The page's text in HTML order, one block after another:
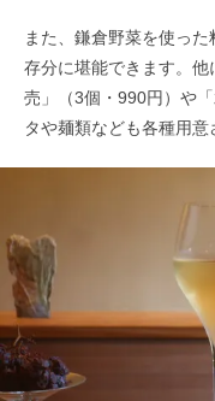
また、鎌倉野菜を使っ
存分に堪能できます。
売」（3個・990円）や
タや麺類なども各種用意